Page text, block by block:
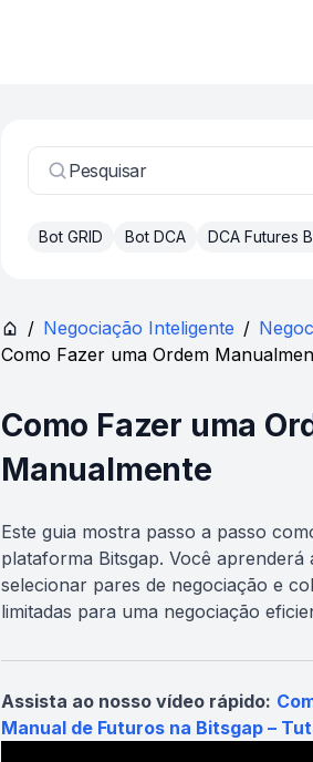
Pesquisar
Bot GRID Bot DCA DCA Futures
/ Negociação Inteligente /
Como Fazer uma Ordem
Como Fazer uma
Manualmente
Este guia mostra passo a passo
plataforma Bitsgap. Você aprenderá
selecionar pares de negociação e
limitadas para uma negociação
Assista ao nosso vídeo rápido:
Manual de Futuros na Bitsgap –